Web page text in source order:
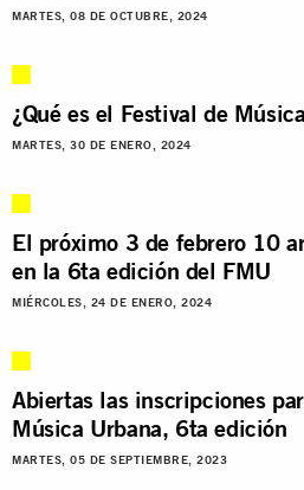
MARTES, 08 DE OCTUBRE, 2024
¿Qué es el Festival de
MARTES, 30 DE ENERO, 2024
El próximo 3 de febrero 10
en la 6ta edición del FMU
MIÉRCOLES, 24 DE ENERO, 2024
Abiertas las inscripciones
Música Urbana, 6ta edición
MARTES, 05 DE SEPTIEMBRE, 2023